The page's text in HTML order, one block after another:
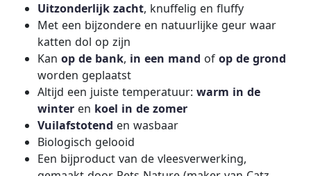
Uitzonderlijk zacht, knuffelig en fluffy
Met een bijzondere en natuurlijke geur waar
katten dol op zijn
Kanop de bank, in een mand ofop de grond
worden geplaatst
Altijd een juiste temperatuur:warm in de
winter en koel in de zomer
Vuilafstotend en wasbaar
Biologisch gelooid
Een bijproduct van de vleesverwerking,